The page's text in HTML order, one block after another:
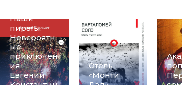
Наши
пираты.
Невероятн
ые
приключен
ия -
Евгений
Отель
«Монти